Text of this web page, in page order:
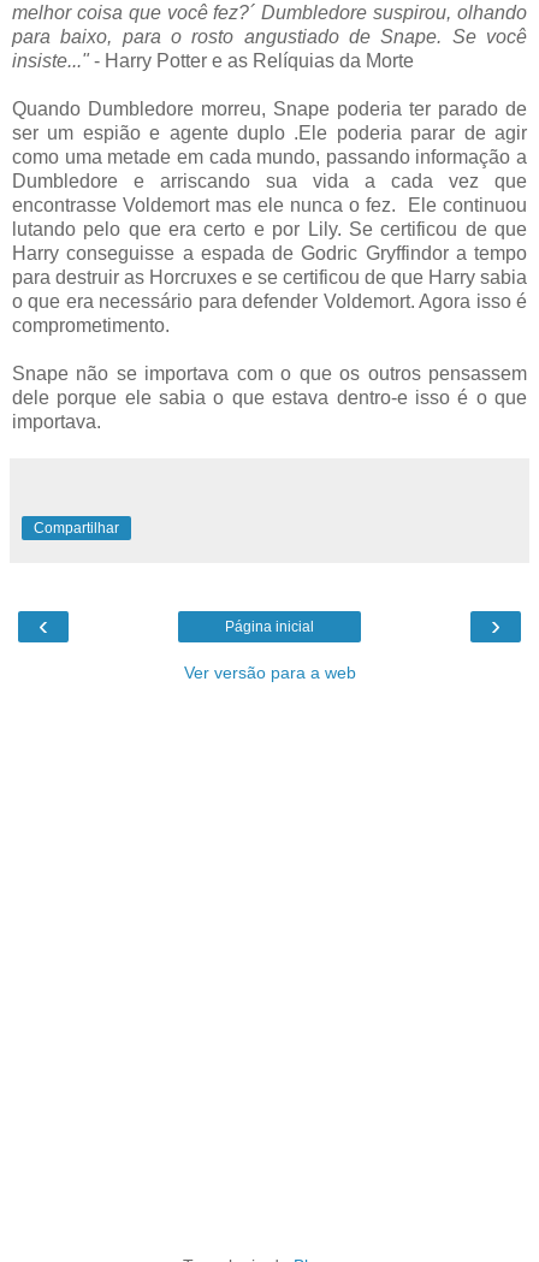
melhor coisa que você fez?´ Dumbledore suspirou, olhando
para baixo, para o rosto angustiado de Snape. Se você
insiste..." - Harry Potter e as Relíquias da Morte
Quando Dumbledore morreu, Snape poderia ter parado de
ser um espião e agente duplo .Ele poderia parar de agir
como uma metade em cada mundo, passando informação a
Dumbledore e arriscando sua vida a cada vez que
encontrasse Voldemort mas ele nunca o fez. Ele continuou
lutando pelo que era certo e por Lily. Se certificou de que
Harry conseguisse a espada de Godric Gryffindor a tempo
para destruir as Horcruxes e se certificou de que Harry sabia
o que era necessário para defender Voldemort. Agora isso é
comprometimento.
Snape não se importava com o que os outros pensassem
dele porque ele sabia o que estava dentro-e isso é o que
importava.
Compartilhar
‹ ›
Página inicial
Ver versão para a web